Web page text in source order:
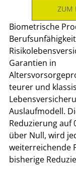
ZUM
Biometrische
Garantien in
teurer und
Auslaufmodell.
Reduzierung auf
über Null, wird
weiterreichende
bisherige